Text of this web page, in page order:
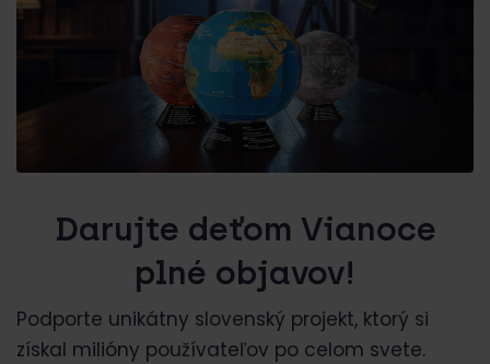
Darujte deťom Vianoce
plné objavov!
Podporte unikátny slovenský projekt, ktorý si
získal milióny používateľov po celom svete.